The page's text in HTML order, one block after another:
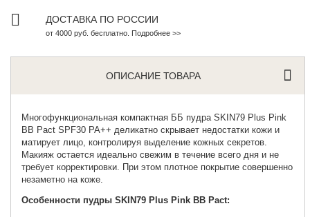
ДОСТАВКА ПО РОССИИ
от 4000 руб. бесплатно. Подробнее >>
ОПИСАНИЕ ТОВАРА
Многофункциональная компактная ББ пудра SKIN79 Plus Pink
BB Pact SPF30 PA++ деликатно скрывает недостатки кожи и
матирует лицо, контролируя выделение кожных секретов.
Макияж остается идеально свежим в течение всего дня и не
требует корректировки. При этом плотное покрытие совершенно
незаметно на коже.
Особенности пудры SKIN79 Plus Pink BB Pact: